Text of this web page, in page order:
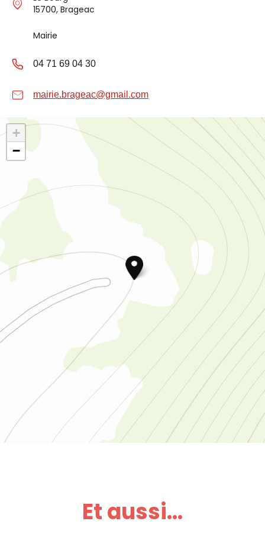
15700, Brageac
Mairie
04 71 69 04 30
mairie.brageac@gmail.com
+
−
Et aussi...